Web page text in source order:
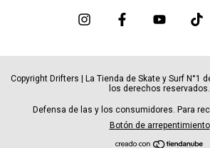
Copyright Drifters | La Tienda de Skate y Surf N°1
los derechos reservados.
Defensa de las y los consumidores. Para
Botón de arrepentimiento